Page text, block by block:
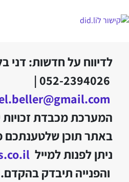
לדיווח על חדשות: דני
052-2394026 |
המערכת מכבדת זכויות
באתר תוכן שלטענתכם
ניתן לפנות למייל
והפנייה תיבדק בהקדם.